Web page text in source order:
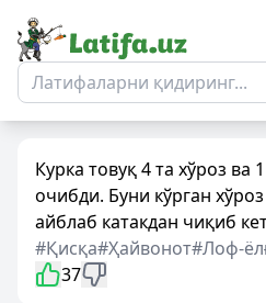
Курка товуқ 4 та хўроз ва
очибди. Буни кўрган
айблаб катакдан чиқиб
#Қисқа#Ҳайвонот#Лоф-
37